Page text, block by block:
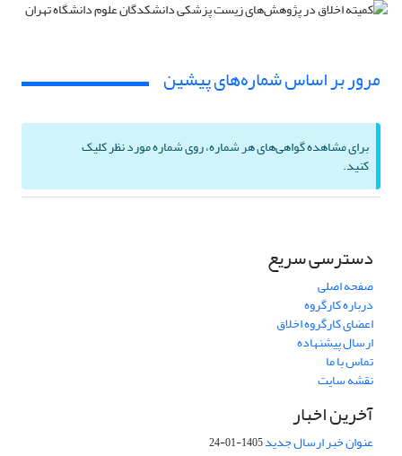
مرور بر اساس شماره‌های پیشین
برای مشاهده گواهی‌های هر شماره، روی شماره مورد نظر کلیک
کنید.
دسترسی سریع
صفحه اصلی
درباره کارگروه
اعضای کارگروه اخلاق
ارسال پیشنهاده
تماس با ما
نقشه سایت
آخرین اخبار
عنوان خبر ارسال جدید1405-01-24